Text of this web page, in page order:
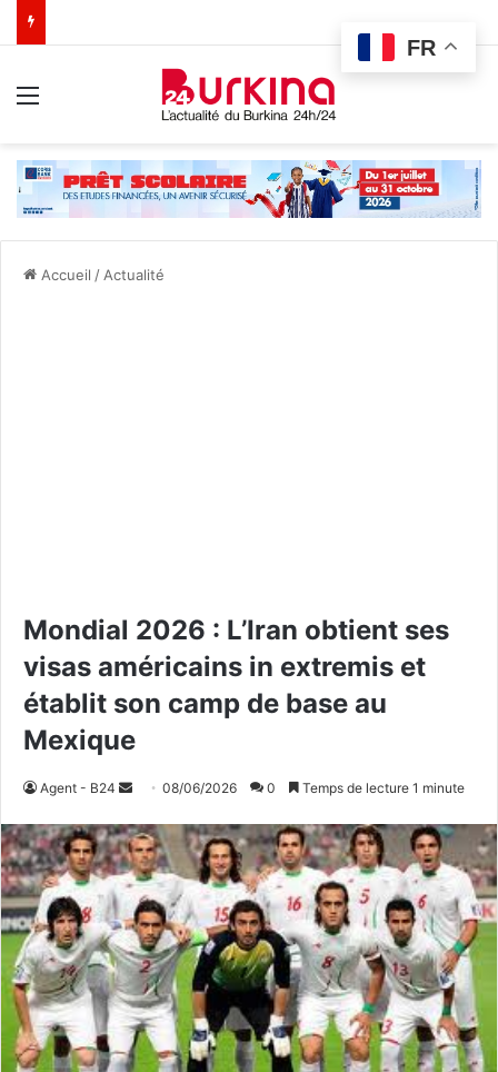
Accueil / Actualité
Mondial 2026 : L’Iran obtient ses
visas américains in extremis et
établit son camp de base au
Mexique
Agent - B24
v
o
y
e
r
u
n
c
o
08/06/2026 0 Temps de lecture 1 minute
FR